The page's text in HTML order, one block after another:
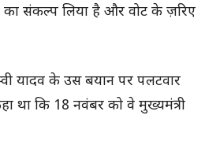
का संकल्प लिया है और वोट के ज़रिए
यादव के उस बयान पर पलटवार
था कि 18 नवंबर को वे मुख्यमंत्री